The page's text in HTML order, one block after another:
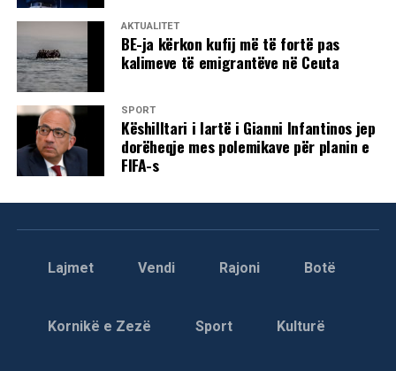
AKTUALITET
BE-ja kërkon kufij më të fortë pas
kalimeve të emigrantëve në Ceuta
SPORT
Këshilltari i lartë i Gianni Infantinos jep
dorëheqje mes polemikave për planin e
FIFA-s
Lajmet Vendi Rajoni Botë
Kornikë e Zezë Sport Kulturë